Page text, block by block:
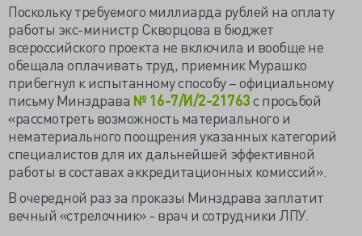
Поскольку требуемого миллиарда рублей на оплату
работы экс-министр Скворцова в бюджет
всероссийского проекта не включила и вообще не
обещала оплачивать труд, приемник Мурашко
прибегнул к испытанному способу – официальному
письму Минздрава № 16-7/И/2-21763с просьбой
«рассмотреть возможность материального и
нематериального поощрения указанных категорий
специалистов для их дальнейшей эффективной
работы в составах аккредитационных комиссий».
В очередной раз за проказы Минздрава заплатит
вечный «стрелочник» - врач и сотрудники ЛПУ.